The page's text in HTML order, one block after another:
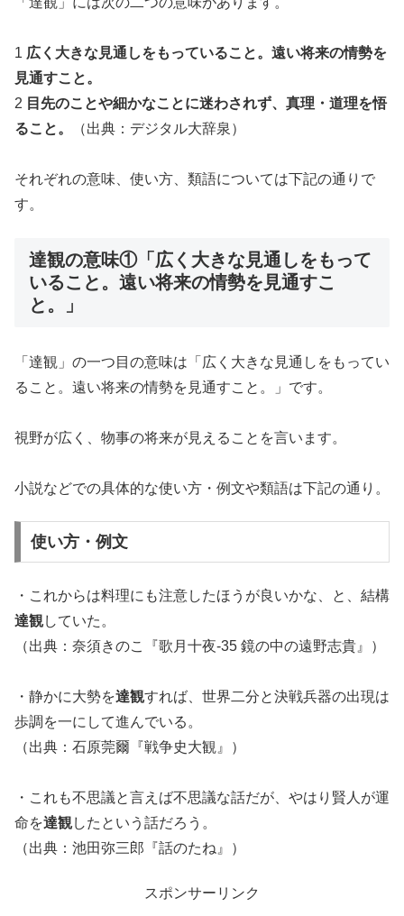
1 広く大きな見通しをもっていること。遠い将来の情勢を
見通すこと。
2 目先のことや細かなことに迷わされず、真理・道理を悟
ること。
（出典：デジタル大辞泉）
それぞれの意味、使い方、類語については下記の通りで
す。
達観の意味①「広く大きな見通しをもって
いること。遠い将来の情勢を見通すこ
と。」
「達観」の一つ目の意味は「広く大きな見通しをもってい
ること。遠い将来の情勢を見通すこと。」です。
視野が広く、物事の将来が見えることを言います。
小説などでの具体的な使い方・例文や類語は下記の通り。
使い方・例文
・これからは料理にも注意したほうが良いかな、と、結構
達観していた。
（出典：奈須きのこ『歌月十夜-35 鏡の中の遠野志貴』）
・静かに大勢を達観すれば、世界二分と決戦兵器の出現は
歩調を一にして進んでいる。
（出典：石原莞爾『戦争史大観』）
・これも不思議と言えば不思議な話だが、やはり賢人が運
命を達観したという話だろう。
（出典：池田弥三郎『話のたね』）
スポンサーリンク